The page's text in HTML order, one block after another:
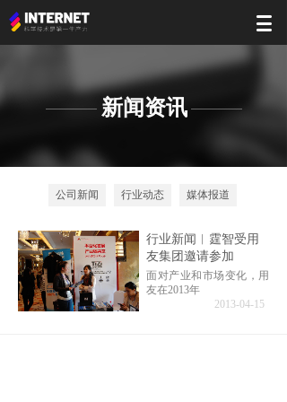
新闻资讯
公司新闻 行业动态 媒体报道
行业新闻︱霆智受用
友集团邀请参加
面对产业和市场变化，用
友在2013年
2013-04-15